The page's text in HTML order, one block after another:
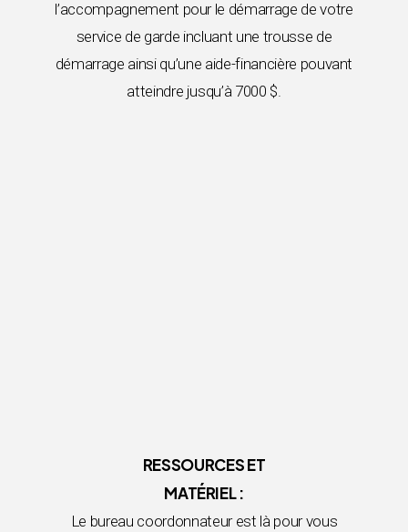
l’accompagnement pour le démarrage de votre
service de garde incluant une trousse de
démarrage ainsi qu’une aide-financière pouvant
atteindre jusqu’à 7000 $.
RESSOURCES ET
MATÉRIEL :
Le bureau coordonnateur est là pour vous